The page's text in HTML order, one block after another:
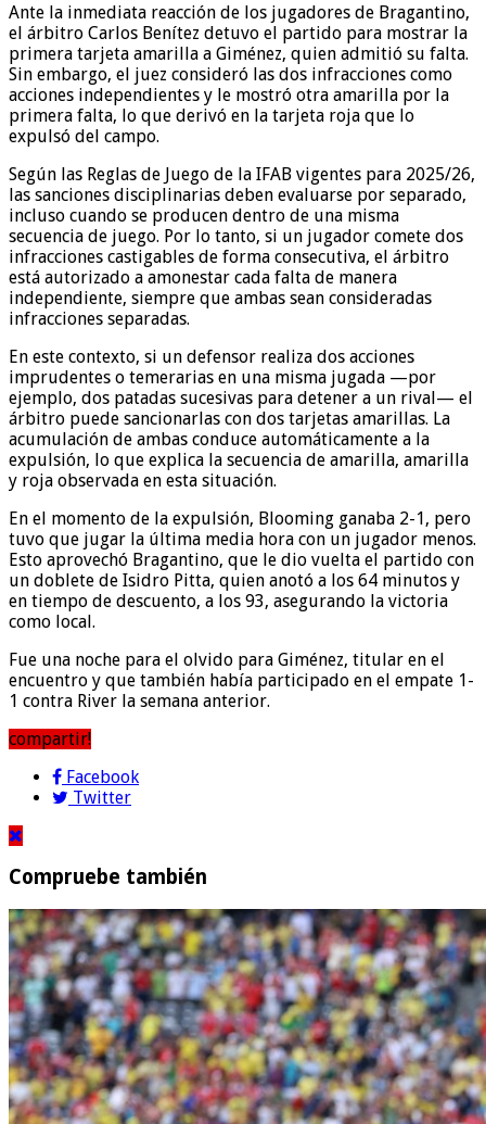
Ante la inmediata reacción de los jugadores de Bragantino,
el árbitro Carlos Benítez detuvo el partido para mostrar la
primera tarjeta amarilla a Giménez, quien admitió su falta.
Sin embargo, el juez consideró las dos infracciones como
acciones independientes y le mostró otra amarilla por la
primera falta, lo que derivó en la tarjeta roja que lo
expulsó del campo.
Según las Reglas de Juego de la IFAB vigentes para 2025/26,
las sanciones disciplinarias deben evaluarse por separado,
incluso cuando se producen dentro de una misma
secuencia de juego. Por lo tanto, si un jugador comete dos
infracciones castigables de forma consecutiva, el árbitro
está autorizado a amonestar cada falta de manera
independiente, siempre que ambas sean consideradas
infracciones separadas.
En este contexto, si un defensor realiza dos acciones
imprudentes o temerarias en una misma jugada —por
ejemplo, dos patadas sucesivas para detener a un rival— el
árbitro puede sancionarlas con dos tarjetas amarillas. La
acumulación de ambas conduce automáticamente a la
expulsión, lo que explica la secuencia de amarilla, amarilla
y roja observada en esta situación.
En el momento de la expulsión, Blooming ganaba 2-1, pero
tuvo que jugar la última media hora con un jugador menos.
Esto aprovechó Bragantino, que le dio vuelta el partido con
un doblete de Isidro Pitta, quien anotó a los 64 minutos y
en tiempo de descuento, a los 93, asegurando la victoria
como local.
Fue una noche para el olvido para Giménez, titular en el
encuentro y que también había participado en el empate 1-
1 contra River la semana anterior.
compartir!
Facebook
Twitter
Compruebe también